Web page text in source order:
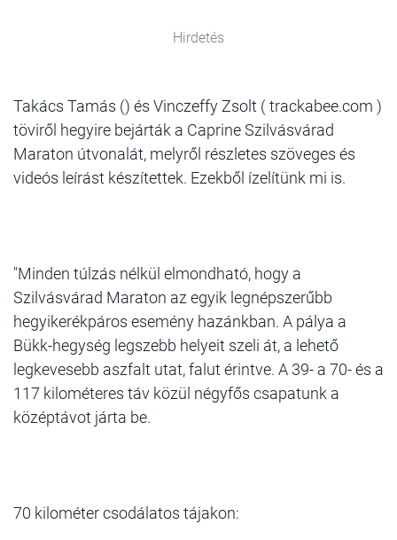
Hirdetés
Takács Tamás () és Vinczeffy Zsolt ( trackabee.com )
töviről hegyire bejárták a Caprine Szilvásvárad
Maraton útvonalát, melyről részletes szöveges és
videós leírást készítettek. Ezekből ízelítünk mi is.
"Minden túlzás nélkül elmondható, hogy a
Szilvásvárad Maraton az egyik legnépszerűbb
hegyikerékpáros esemény hazánkban. A pálya a
Bükk-hegység legszebb helyeit szeli át, a lehető
legkevesebb aszfalt utat, falut érintve. A 39- a 70- és a
117 kilométeres táv közül négyfős csapatunk a
középtávot járta be.
70 kilométer csodálatos tájakon: